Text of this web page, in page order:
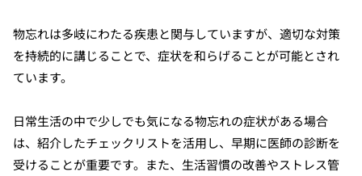
物忘れは多岐にわたる疾患と関与していますが、適切な対策
を持続的に講じることで、症状を和らげることが可能とされ
ています。
日常生活の中で少しでも気になる物忘れの症状がある場合
は、紹介したチェックリストを活用し、早期に医師の診断を
受けることが重要です。また、生活習慣の改善やストレス管